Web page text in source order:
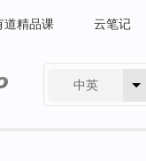
道精品课 云笔记
中英